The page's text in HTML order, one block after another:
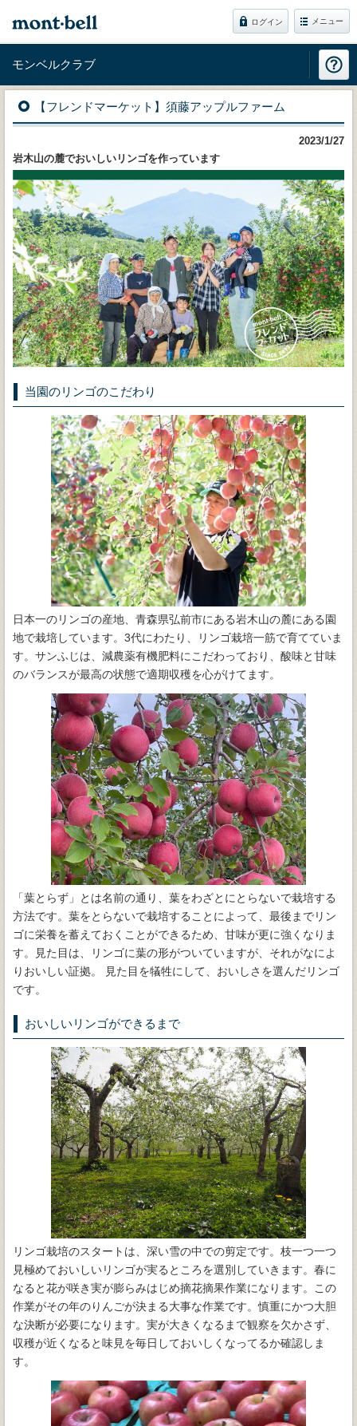
ログイン メニュー
モンベルクラブ
【フレンドマーケット】須藤アップルファーム
2023/1/27
岩木山の麓でおいしいリンゴを作っています
当園のリンゴのこだわり
日本一のリンゴの産地、青森県弘前市にある岩木山の麓にある園
地で栽培しています。3代にわたり、リンゴ栽培一筋で育てていま
す。サンふじは、減農薬有機肥料にこだわっており、酸味と甘味
のバランスが最高の状態で適期収穫を心がけてます。
「葉とらず」とは名前の通り、葉をわざとにとらないで栽培する
方法です。葉をとらないで栽培することによって、最後までリン
ゴに栄養を蓄えておくことができるため、甘味が更に強くなりま
す。見た目は、リンゴに葉の形がついていますが、それがなによ
りおいしい証拠。 見た目を犠牲にして、おいしさを選んだリンゴ
です。
おいしいリンゴができるまで
リンゴ栽培のスタートは、深い雪の中での剪定です。枝一つ一つ
見極めておいしいリンゴが実るところを選別していきます。春に
なると花が咲き実が膨らみはじめ摘花摘果作業になります。この
作業がその年のりんごが決まる大事な作業です。慎重にかつ大胆
な決断が必要になります。実が大きくなるまで観察を欠かさず、
収穫が近くなると味見を毎日しておいしくなってるか確認しま
す。